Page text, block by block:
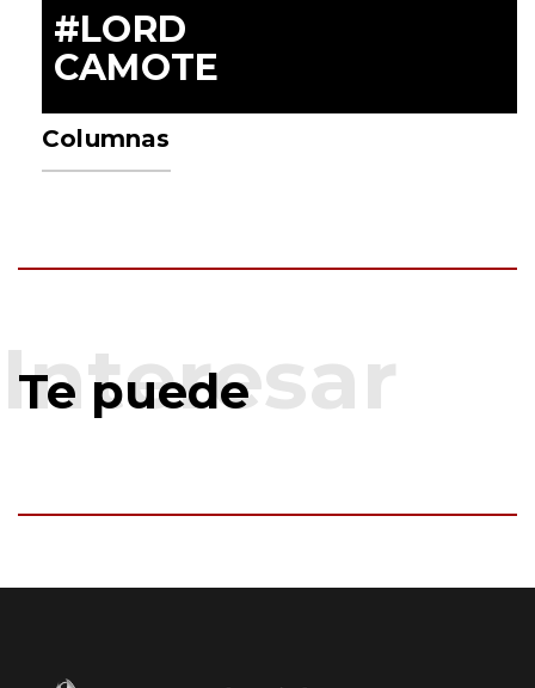
#LORD
CAMOTE
Columnas
Te puede